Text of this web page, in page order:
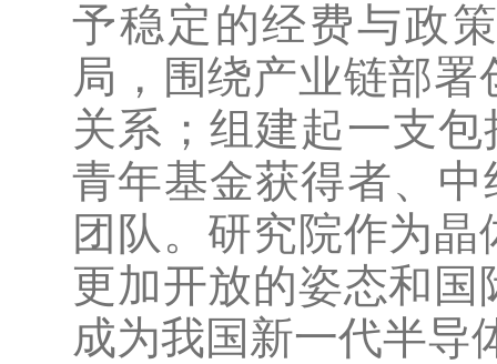
予稳定的经费与政
局，围绕产业链部
关系；组建起一支
青年基金获得者、中
团队。研究院作为
更加开放的姿态和
成为我国新一代半导